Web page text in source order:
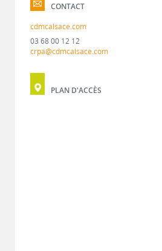
CONTACT
cdmcalsace.com
03 68 00 12 12
crpa@cdmcalsace.com
PLAN D'ACCÈS